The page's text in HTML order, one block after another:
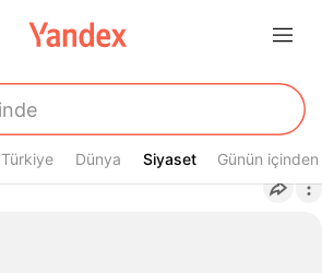
Türkiye Dünya Siyaset
Siyaset Günün içinden